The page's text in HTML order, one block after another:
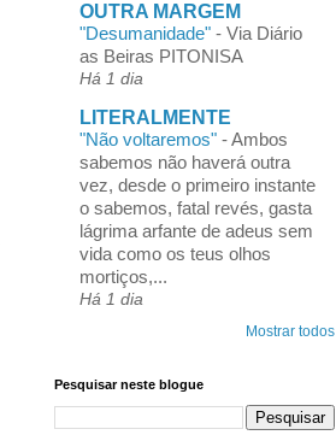
OUTRA MARGEM
"Desumanidade" - Via Diário
as Beiras PITONISA
Há 1 dia
LITERALMENTE
"Não voltaremos" -Ambos
sabemos não haverá outra
vez, desde o primeiro instante
o sabemos, fatal revés, gasta
lágrima arfante de adeus sem
vida como os teus olhos
mortiços,...
Há 1 dia
Mostrar todos
Pesquisar neste blogue